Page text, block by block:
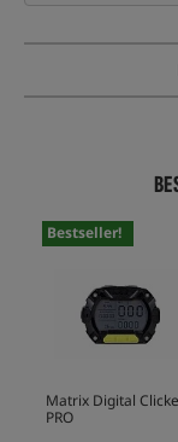
Bestseller!
Matrix Digital
PRO